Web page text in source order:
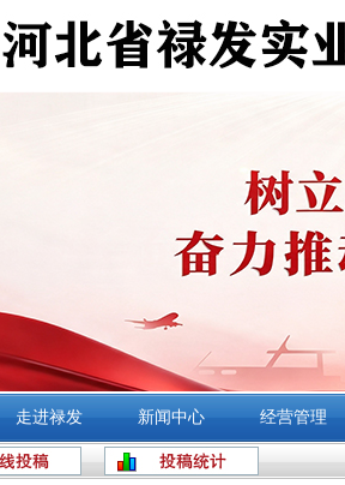
走进禄发 新闻中心 经营管理